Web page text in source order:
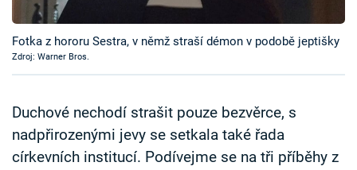
Přihlášení
Fotka z hororu Sestra, v němž straší démon v podobě jeptišky
Zdroj: Warner Bros.
Duchové nechodí strašit pouze bezvěrce, s
nadpřirozenými jevy se setkala také řada
církevních institucí. Podívejme se na tři příběhy z